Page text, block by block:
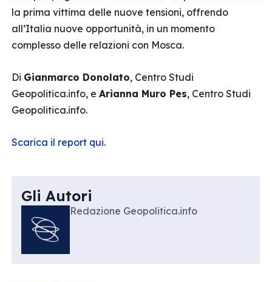
la prima vittima delle nuove tensioni, offrendo
all’Italia nuove opportunità, in un momento
complesso delle relazioni con Mosca.
Di Gianmarco Donolato, Centro Studi
Geopolitica.info, e Arianna Muro Pes, Centro Studi
Geopolitica.info.
Scarica il report qui.
Gli Autori
Redazione Geopolitica.info